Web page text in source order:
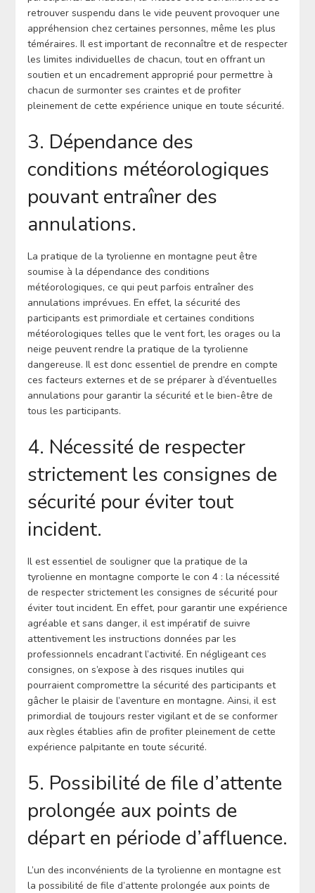
retrouver suspendu dans le vide peuvent provoquer une
appréhension chez certaines personnes, même les plus
téméraires. Il est important de reconnaître et de respecter
les limites individuelles de chacun, tout en offrant un
soutien et un encadrement approprié pour permettre à
chacun de surmonter ses craintes et de profiter
pleinement de cette expérience unique en toute sécurité.
3. Dépendance des
conditions météorologiques
pouvant entraîner des
annulations.
La pratique de la tyrolienne en montagne peut être
soumise à la dépendance des conditions
météorologiques, ce qui peut parfois entraîner des
annulations imprévues. En effet, la sécurité des
participants est primordiale et certaines conditions
météorologiques telles que le vent fort, les orages ou la
neige peuvent rendre la pratique de la tyrolienne
dangereuse. Il est donc essentiel de prendre en compte
ces facteurs externes et de se préparer à d’éventuelles
annulations pour garantir la sécurité et le bien-être de
tous les participants.
4. Nécessité de respecter
strictement les consignes de
sécurité pour éviter tout
incident.
Il est essentiel de souligner que la pratique de la
tyrolienne en montagne comporte le con 4 : la nécessité
de respecter strictement les consignes de sécurité pour
éviter tout incident. En effet, pour garantir une expérience
agréable et sans danger, il est impératif de suivre
attentivement les instructions données par les
professionnels encadrant l’activité. En négligeant ces
consignes, on s’expose à des risques inutiles qui
pourraient compromettre la sécurité des participants et
gâcher le plaisir de l’aventure en montagne. Ainsi, il est
primordial de toujours rester vigilant et de se conformer
aux règles établies afin de profiter pleinement de cette
expérience palpitante en toute sécurité.
5. Possibilité de file d’attente
prolongée aux points de
départ en période d’affluence.
L’un des inconvénients de la tyrolienne en montagne est
la possibilité de file d’attente prolongée aux points de